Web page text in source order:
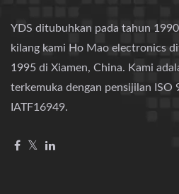
YDS ditubuhkan pada tahun
kilang kami Ho Mao electronics
1995 di Xiamen, China. Kami
terkemuka dengan pensijilan ISO
IATF16949.